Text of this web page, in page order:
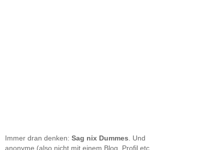
Immer dran denken: Sag nix Dummes . Und
anonyme (also nicht mit einem Blog, Profil etc